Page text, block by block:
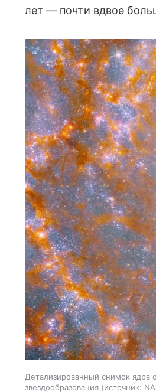
лет — почти вдвое
Детализированный снимок ядра
звездообразования
источник: